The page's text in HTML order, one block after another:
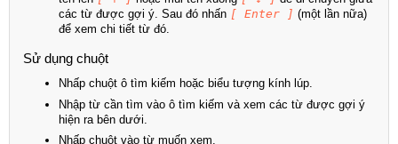
các từ được gợi ý. Sau đó nhấn [ Enter ] (một lần nữa)
để xem chi tiết từ đó.
Sử dụng chuột
Nhấp chuột ô tìm kiếm hoặc biểu tượng kính lúp.
Nhập từ cần tìm vào ô tìm kiếm và xem các từ được gợi ý
hiện ra bên dưới.
Nhấp chuột vào từ muốn xem.